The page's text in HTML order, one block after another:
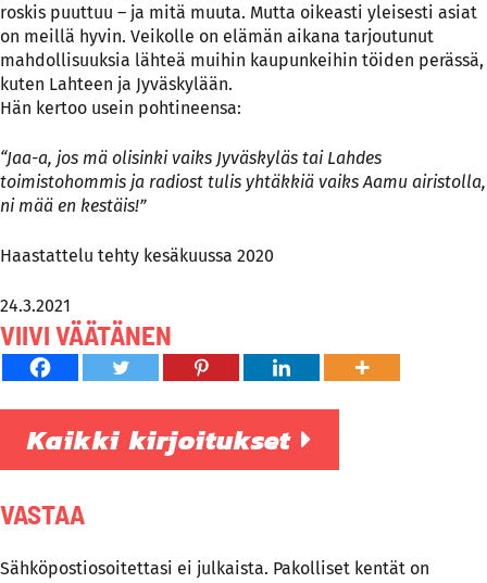
roskis puuttuu – ja mitä muuta. Mutta oikeasti yleisesti asiat
on meillä hyvin. Veikolle on elämän aikana tarjoutunut
mahdollisuuksia lähteä muihin kaupunkeihin töiden perässä,
kuten Lahteen ja Jyväskylään.
Hän kertoo usein pohtineensa:
“Jaa-a, jos mä olisinki vaiks Jyväskyläs tai Lahdes
toimistohommis ja radiost tulis yhtäkkiä vaiks Aamu airistolla,
ni mää en kestäis!”
Haastattelu tehty kesäkuussa 2020
24.3.2021
VIIVI VÄÄTÄNEN
Kaikki kirjoitukset
VASTAA
Sähköpostiosoitettasi ei julkaista. Pakolliset kentät on